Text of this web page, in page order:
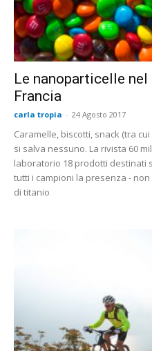
Le nanoparticelle
Francia
carla tropia - 24 Agosto 2017
Caramelle, biscotti, snack (tra
si salva nessuno. La rivista 60
laboratorio 18 prodotti destinati
tutti i campioni la presenza -
di titanio